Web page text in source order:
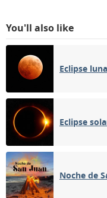
You'll also like
Eclipse
Eclipse
Noche de